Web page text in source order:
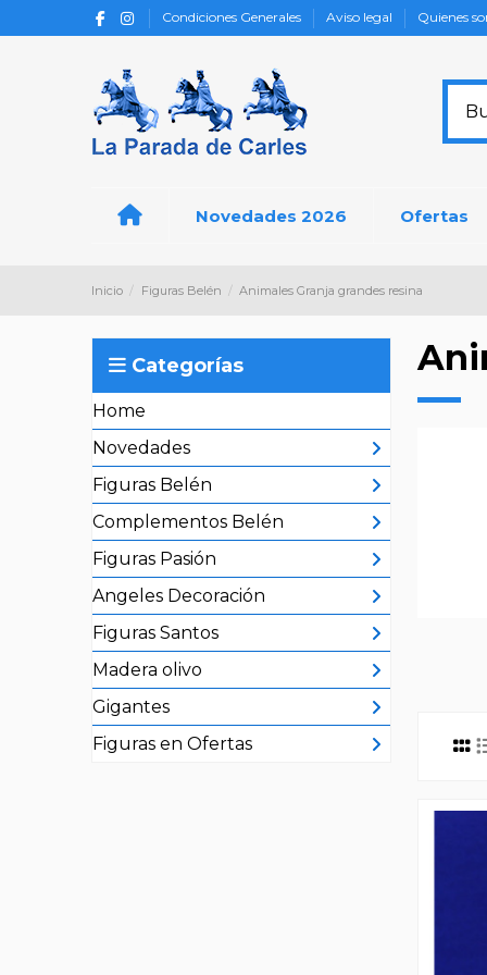
Condiciones Generales Aviso legal Quienes
Novedades 2026 Ofertas
Inicio Figuras Belén Animales Granja grandes resina
Categorías
Home
Novedades
Figuras Belén
Complementos Belén
Figuras Pasión
Angeles Decoración
Figuras Santos
Madera olivo
Gigantes
Figuras en Ofertas